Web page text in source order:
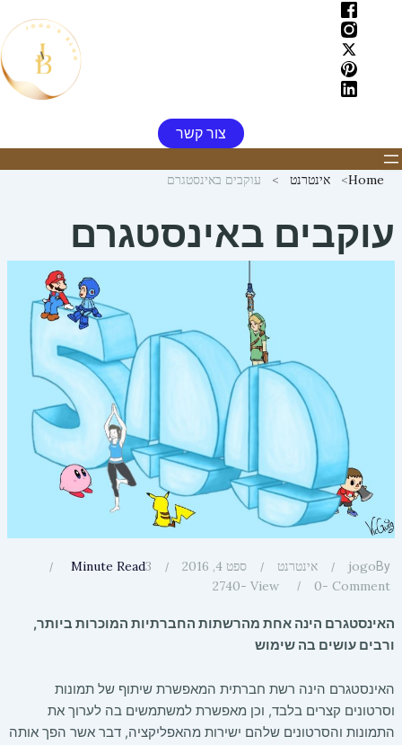
צור קשר
Home אינטרנט עוקבים באינסטגרם
עוקבים באינסטגרם
By
jogo אינטרנט ספט 4, 2016 3
Minute Read
0
Comment -
2740 View -
האינסטגרם הינה אחת מהרשתות החברתיות המוכרות ביותר,
ורבים עושים בה שימוש
האינסטגרם הינה רשת חברתית המאפשרת שיתוף של תמונות
וסרטונים קצרים בלבד, וכן מאפשרת למשתמשים בה לערוך את
התמונות והסרטונים שלהם ישירות מהאפליקציה, דבר אשר הפך אותה